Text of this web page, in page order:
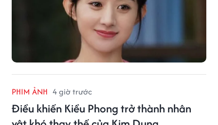
PHIM ẢNH 4 giờ trước
Điều khiến Kiều Phong trở thành nhân